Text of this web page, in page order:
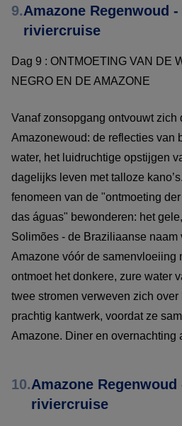
9.Amazone Regenwoud
riviercruise
Dag 9 : ONTMOETING VAN DE
NEGRO EN DE AMAZONE
Vanaf zonsopgang ontvouwt zich
Amazonewoud: de reflecties van
water, het luidruchtige opstijgen
dagelijks leven met talloze
fenomeen van de "ontmoeting
das águas" bewonderen: het
Solimões - de Braziliaanse naam
Amazone vóór de samenvloeiing
ontmoet het donkere, zure water
twee stromen verweven zich
prachtig kantwerk, voordat ze
Amazone. Diner en overnachting
10.Amazone
riviercruise